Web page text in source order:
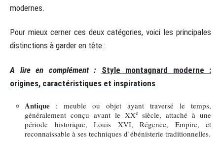
modernes.
Pour mieux cerner ces deux catégories, voici les principales
distinctions à garder en tête :
A lire en complément : Style montagnard moderne :
origines, caractéristiques et inspirations
Antique : meuble ou objet ayant traversé le temps,
généralement conçu avant le XXesiècle, attaché à une
période historique, Louis XVI, Régence, Empire, et
reconnaissable à ses techniques d’ébénisterie traditionnelles.